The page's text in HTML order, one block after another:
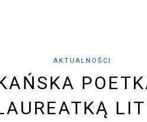
AKTUALNOŚCI